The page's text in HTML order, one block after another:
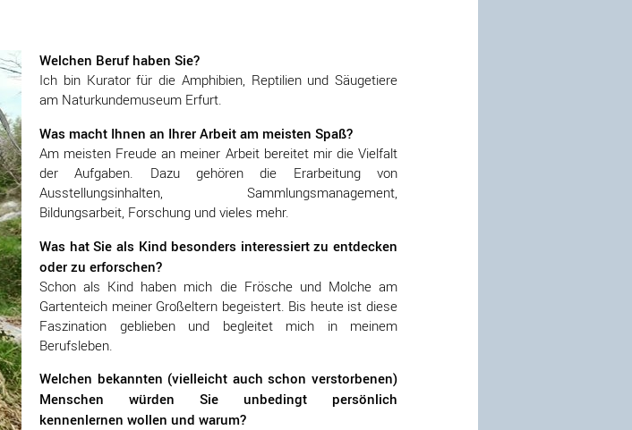
Welchen Beruf haben Sie?
Ich bin Kurator für die Amphibien, Reptilien und Säugetiere
am Naturkundemuseum Erfurt.
Was macht Ihnen an Ihrer Arbeit am meisten Spaß?
Am meisten Freude an meiner Arbeit bereitet mir die Vielfalt
der Aufgaben. Dazu gehören die Erarbeitung von
Ausstellungsinhalten, Sammlungsmanagement,
Bildungsarbeit, Forschung und vieles mehr.
Was hat Sie als Kind besonders interessiert zu entdecken
oder zu erforschen?
Schon als Kind haben mich die Frösche und Molche am
Gartenteich meiner Großeltern begeistert. Bis heute ist diese
Faszination geblieben und begleitet mich in meinem
Berufsleben.
Welchen bekannten (vielleicht auch schon verstorbenen)
Menschen würden Sie unbedingt persönlich
kennenlernen wollen und warum?